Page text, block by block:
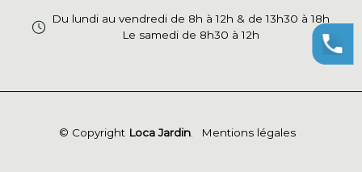
Du lundi au vendredi de 8h à 12h & de 13h30 à 18h
Le samedi de 8h30 à 12h
© Copyright Loca Jardin. Mentions légales